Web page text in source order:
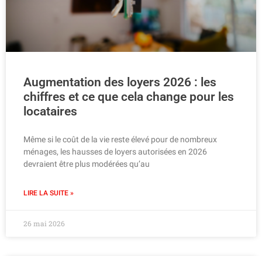
Augmentation des loyers 2026 : les
chiffres et ce que cela change pour les
locataires
Même si le coût de la vie reste élevé pour de nombreux
ménages, les hausses de loyers autorisées en 2026
devraient être plus modérées qu’au
LIRE LA SUITE »
26 mai 2026